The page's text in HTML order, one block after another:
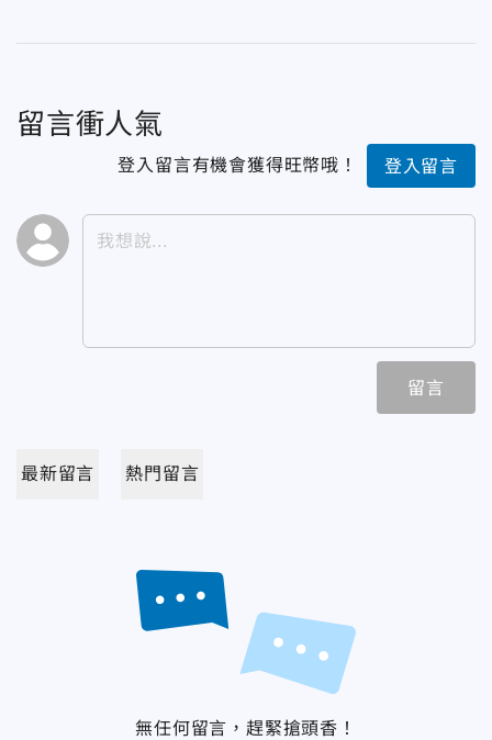
留言衝人氣
登入留言有機會獲得旺幣哦！ 登入留言
留言
最新留言 熱門留言
無任何留言，趕緊搶頭香！